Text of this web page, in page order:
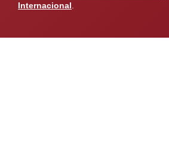
Internacional.